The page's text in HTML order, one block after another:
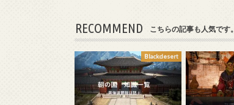
RECOMMEND こちらの記事も人気です。
Blackdesert